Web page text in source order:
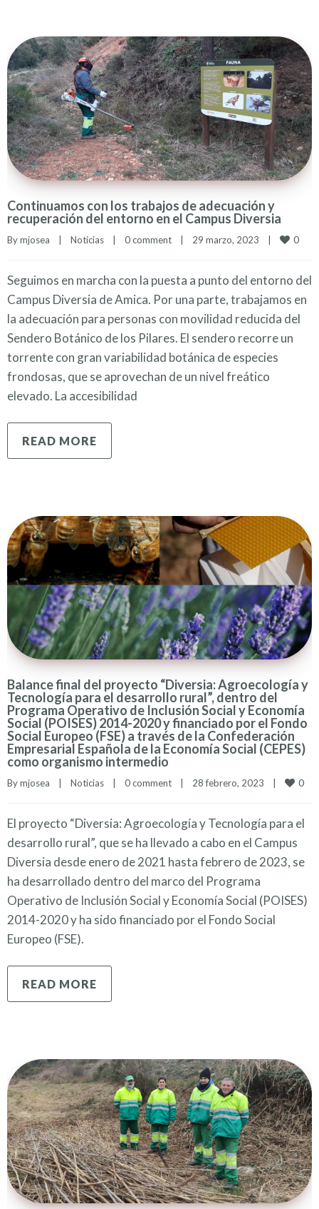
Continuamos con los trabajos de adecuación y
recuperación del entorno en el Campus Diversia
By mjosea | Noticias | 0 comment | 29 marzo, 2023 | 0
Seguimos en marcha con la puesta a punto del entorno del
Campus Diversia de Amica. Por una parte, trabajamos en
la adecuación para personas con movilidad reducida del
Sendero Botánico de los Pilares. El sendero recorre un
torrente con gran variabilidad botánica de especies
frondosas, que se aprovechan de un nivel freático
elevado. La accesibilidad
READ MORE
Balance final del proyecto “Diversia: Agroecología y
Tecnología para el desarrollo rural”, dentro del
Programa Operativo de Inclusión Social y Economía
Social (POISES) 2014-2020 y financiado por el Fondo
Social Europeo (FSE) a través de la Confederación
Empresarial Española de la Economía Social (CEPES)
como organismo intermedio
By mjosea Noticias 0 comment 28 febrero, 2023 0
El proyecto “Diversia: Agroecología y Tecnología para el
desarrollo rural”, que se ha llevado a cabo en el Campus
Diversia desde enero de 2021 hasta febrero de 2023, se
ha desarrollado dentro del marco del Programa
Operativo de Inclusión Social y Economía Social (POISES)
2014-2020 y ha sido financiado por el Fondo Social
Europeo (FSE).
READ MORE